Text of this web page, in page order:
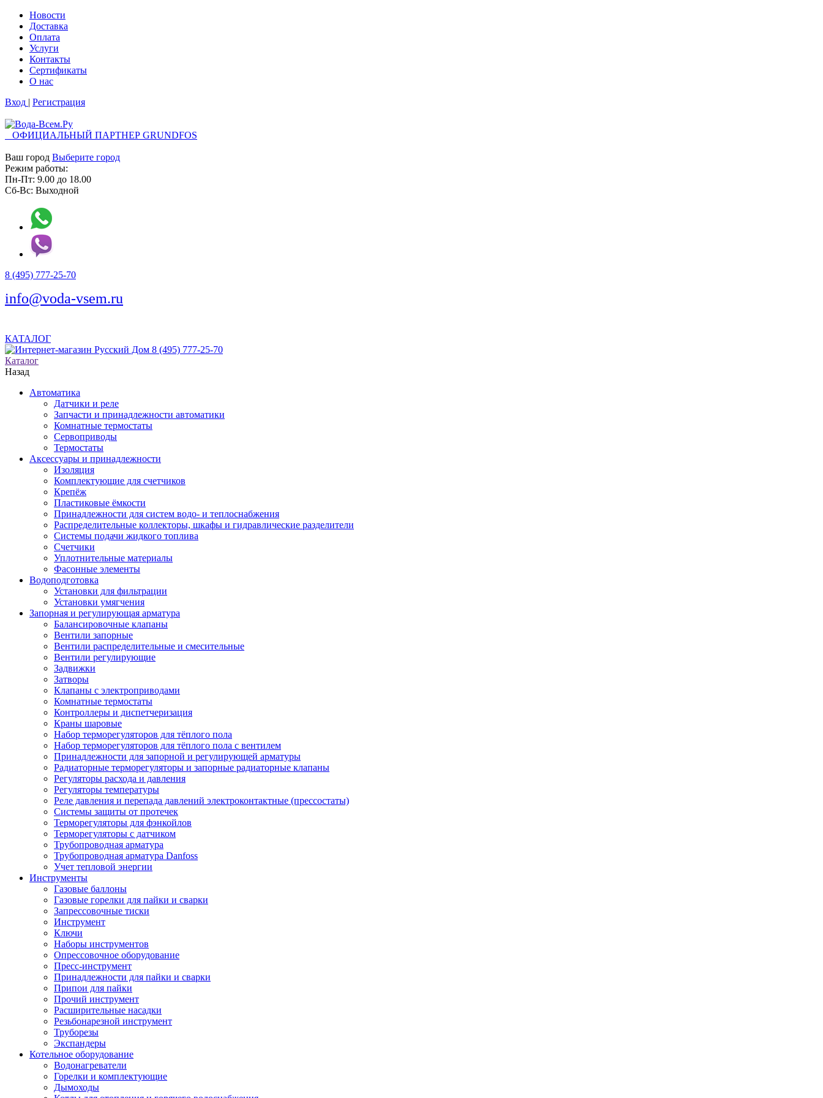
Новости
Доставка
Оплата
Услуги
Контакты
Cертификаты
О нас
Вход | Регистрация
ОФИЦИАЛЬНЫЙ ПАРТНЕР GRUNDFOS
Ваш город Выберите город
Режим работы:
Пн-Пт: 9.00 до 18.00
Сб-Вс: Выходной
8 (495) 777-25-70
info@voda-vsem.ru
КАТАЛОГ
8 (495) 777-25-70
Каталог
Назад
Автоматика
Датчики и реле
Запчасти и принадлежности автоматики
Комнатные термостаты
Сервоприводы
Термостаты
Аксессуары и принадлежности
Изоляция
Комплектующие для счетчиков
Крепёж
Пластиковые ёмкости
Принадлежности для систем водо- и теплоснабжения
Распределительные коллекторы, шкафы и гидравлические разделители
Системы подачи жидкого топлива
Счетчики
Уплотнительные материалы
Фасонные элементы
Водоподготовка
Установки для фильтрации
Установки умягчения
Запорная и регулирующая арматура
Балансировочные клапаны
Вентили запорные
Вентили распределительные и смесительные
Вентили регулирующие
Задвижки
Затворы
Клапаны с электроприводами
Комнатные термостаты
Контроллеры и диспетчеризация
Краны шаровые
Набор терморегуляторов для тёплого пола
Набор терморегуляторов для тёплого пола с вентилем
Принадлежности для запорной и регулирующей арматуры
Радиаторные терморегуляторы и запорные радиаторные клапаны
Регуляторы расхода и давления
Регуляторы температуры
Реле давления и перепада давлений электроконтактные (прессостаты)
Системы защиты от протечек
Терморегуляторы для фэнкойлов
Терморегуляторы с датчиком
Трубопроводная арматура
Трубопроводная арматура Danfoss
Учет тепловой энергии
Инструменты
Газовые баллоны
Газовые горелки для пайки и сварки
Запрессовочные тиски
Инструмент
Ключи
Наборы инструментов
Опрессовочное оборудование
Пресс-инструмент
Принадлежности для пайки и сварки
Припои для пайки
Прочий инструмент
Расширительные насадки
Резьбонарезной инструмент
Труборезы
Экспандеры
Котельное оборудование
Водонагреватели
Горелки и комплектующие
Дымоходы